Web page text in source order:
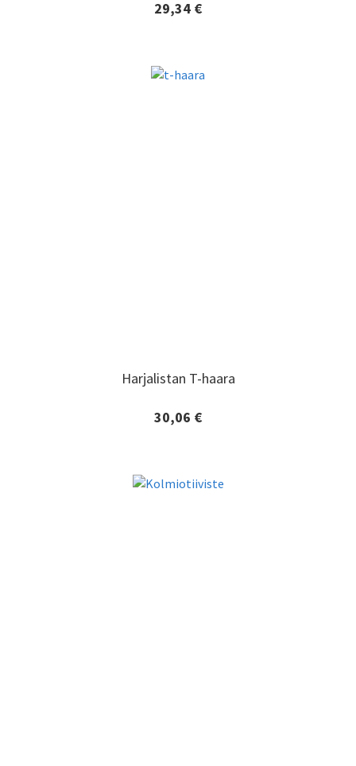
29,34 €
Lisätiedot ja tilaaminen
Harjalistan T-haara
30,06 €
Harjalistan T-haara
Lisätiedot ja tilaaminen